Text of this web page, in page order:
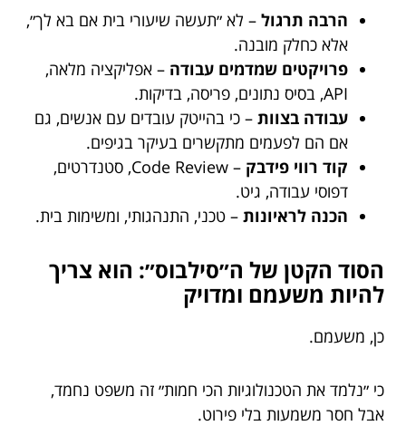
הרבה תרגול – לא ״תעשה שיעורי בית אם בא לך״,
אלא כחלק מובנה.
פרויקטים שמדמים עבודה – אפליקציה מלאה,
API, בסיס נתונים, פריסה, בדיקות.
עבודה בצוות – כי בהייטק עובדים עם אנשים, גם
אם הם לפעמים מתקשרים בעיקר בגיפים.
קוד רווי פידבק
– Code Review, סטנדרטים,
דפוסי עבודה, גיט.
הכנה לראיונות – טכני, התנהגותי, ומשימות בית.
הסוד הקטן של ה״סילבוס״: הוא צריך
להיות משעמם ומדויק
כן, משעמם.
כי ״נלמד את הטכנולוגיות הכי חמות״ זה משפט נחמד,
אבל חסר משמעות בלי פירוט.